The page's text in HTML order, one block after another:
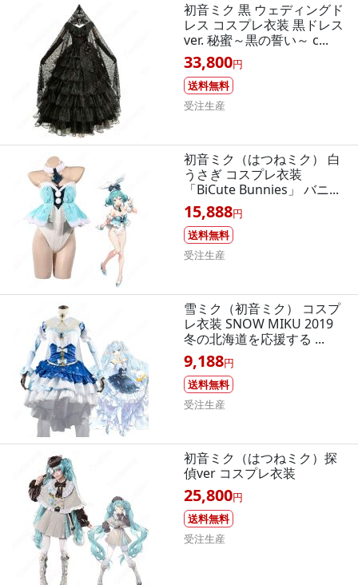
初音ミク 黒 ウェディングド
レス コスプレ衣装 黒ドレス
ver. 秘蜜～黒の誓い～ c...
33,800円
送料無料
受注生産
初音ミク（はつねミク） 白
うさぎ コスプレ衣装
「BiCute Bunnies」 バニ...
15,888円
送料無料
受注生産
雪ミク（初音ミク） コスプ
レ衣装 SNOW MIKU 2019
冬の北海道を応援する ...
9,188円
送料無料
受注生産
初音ミク（はつねミク）探
偵ver コスプレ衣装
25,800円
送料無料
受注生産